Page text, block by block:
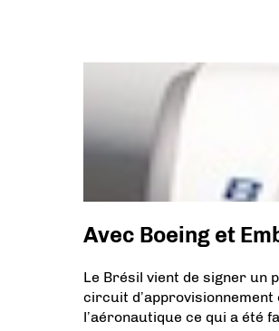
Avec Boeing et
Le Brésil vient de signer un
circuit
l’aéronautique ce qui a été